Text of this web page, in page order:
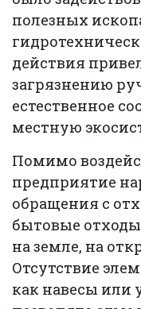
полезных
действия
загрязнению
естественное
местную
Помимо
предприятие
обращения с
бытовые
на земле, на
Отсутствие
как навесы или